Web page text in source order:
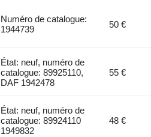
Numéro de catalogue:
1944739
50 €
État: neuf, numéro de
catalogue: 89925110,
DAF 1942478
55 €
État: neuf, numéro de
catalogue: 89924110
1949832
48 €